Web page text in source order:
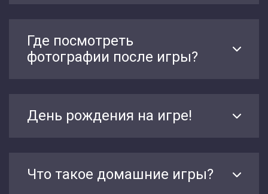
Где посмотреть
фотографии после игры?
День рождения на игре!
Что такое домашние игры?